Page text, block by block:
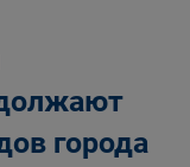
города